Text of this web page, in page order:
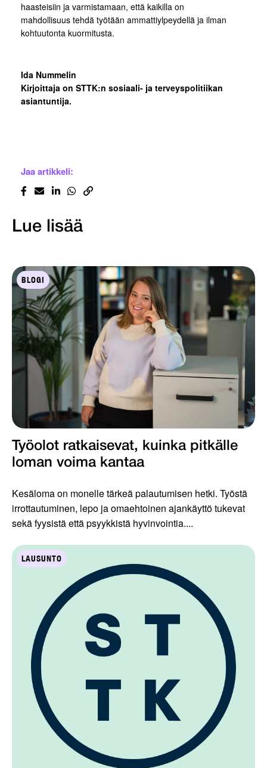
haasteisiin ja varmistamaan, että kaikilla on
mahdollisuus tehdä työtään ammattiylpeydellä ja ilman
kohtuutonta kuormitusta.
Ida Nummelin
Kirjoittaja on STTK:n sosiaali- ja terveyspolitiikan
asiantuntija.
Jaa artikkeli:
Lue lisää
BLOGI
Työolot ratkaisevat, kuinka pitkälle
loman voima kantaa
Kesäloma on monelle tärkeä palautumisen hetki. Työstä
irrottautuminen, lepo ja omaehtoinen ajankäyttö tukevat
sekä fyysistä että psyykkistä hyvinvointia....
LAUSUNTO